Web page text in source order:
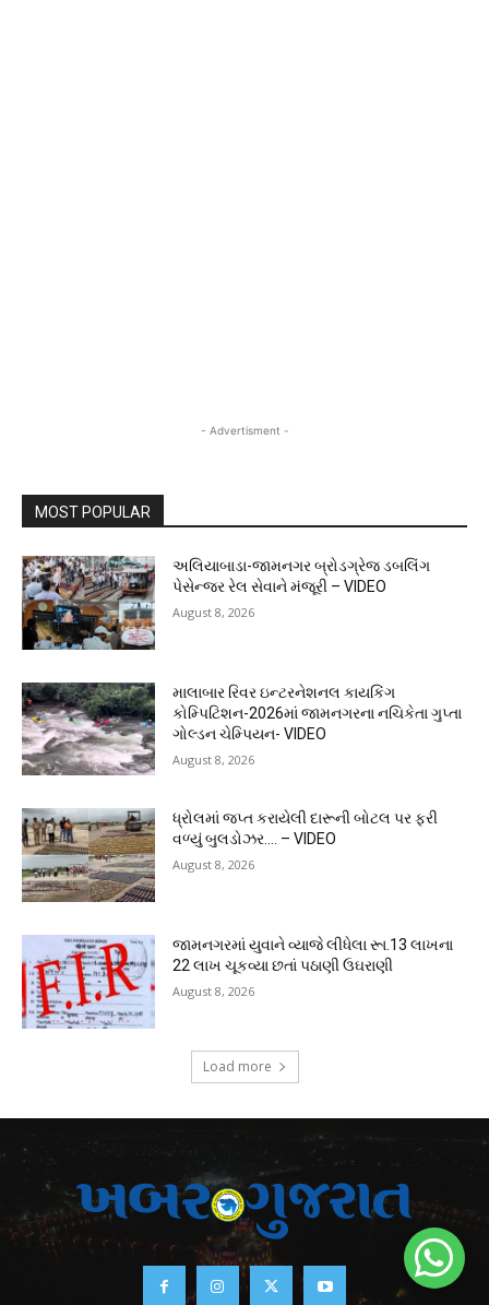
- Advertisment -
MOST POPULAR
અલિયાબાડા-જામનગર બ્રોડગ્રેજ ડબલિંગ
પેસેન્જર રેલ સેવાને મંજૂરી – VIDEO
August 8, 2026
માલાબાર રિવર ઇન્ટરનેશનલ કાયકિંગ
કોમ્પિટિશન-2026માં જામનગરના નચિકેતા ગુપ્તા
ગોલ્ડન ચેમ્પિયન- VIDEO
August 8, 2026
ધ્રોલમાં જપ્ત કરાયેલી દારૂની બોટલ પર ફરી
વળ્યું બુલડોઝર…. – VIDEO
August 8, 2026
જામનગરમાં યુવાને વ્યાજે લીધેલા રૂા.13 લાખના
22 લાખ ચૂકવ્યા છતાં પઠાણી ઉઘરાણી
August 8, 2026
Load more